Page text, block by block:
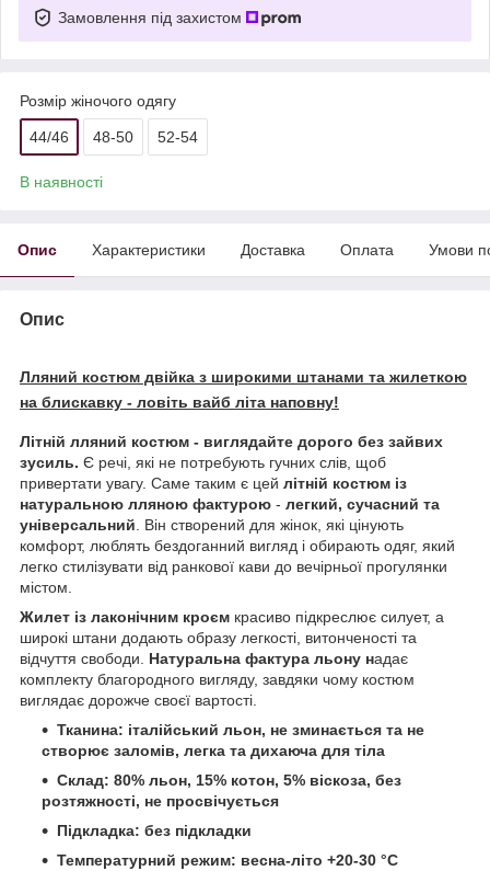
Замовлення під захистом
Розмір жіночого одягу
44/46 48-50 52-54
В наявності
Опис Характеристики Доставка Оплата Умови
Опис
Лляний костюм двійка з широкими штанами та жилеткою
на блискавку - ловіть вайб літа наповну!
Літній лляний костюм - виглядайте дорого без зайвих
зусиль. Є речі, які не потребують гучних слів, щоб
привертати увагу. Саме таким є цей літній костюм із
натуральною лляною фактурою - легкий, сучасний та
універсальний . Він створений для жінок, які цінують
комфорт, люблять бездоганний вигляд і обирають одяг, який
легко стилізувати від ранкової кави до вечірньої прогулянки
містом.
Жилет із лаконічним кроєм красиво підкреслює силует, а
широкі штани додають образу легкості, витонченості та
відчуття свободи. Натуральна фактура льону надає
комплекту благородного вигляду, завдяки чому костюм
виглядає дорожче своєї вартості.
Тканина: італійський льон, не зминається та не
створює заломів, легка та дихаюча для тіла
Склад: 80% льон, 15% котон, 5% віскоза, без
розтяжності, не просвічується
Підкладка: без підкладки
Температурний режим: весна-літо +20-30 °С